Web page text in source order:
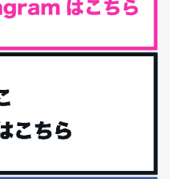
んか？私の腸活完全版！
中でいっちばん大事！だと私
リカにしているんだけど確か
酸...
る「楽天ふるさと納税」の返
ろ...